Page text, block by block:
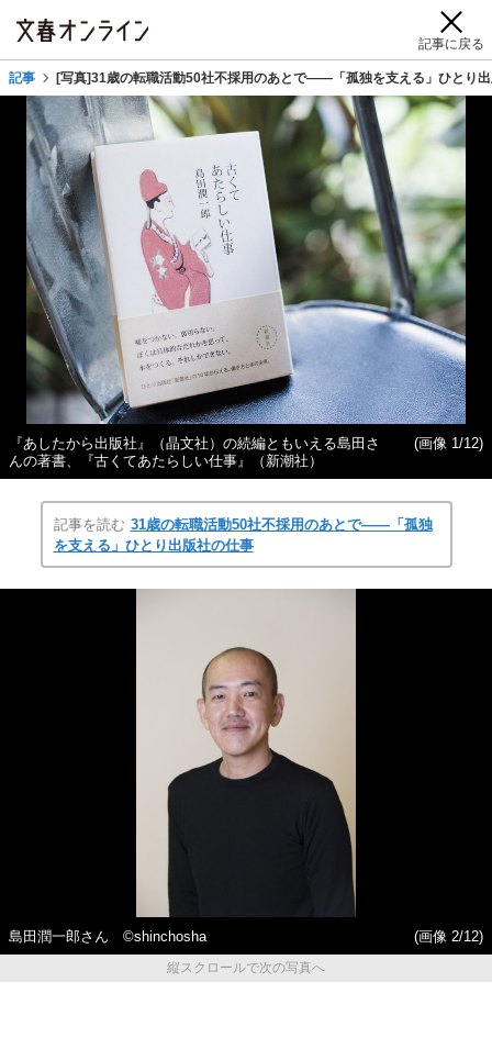
記事に戻る
記事 [写真]31歳の転職活動50社不採用のあとで――「孤独を支える」ひとり
『あしたから出版社』（晶文社）の続編ともいえる島田さ
んの著書、『古くてあたらしい仕事』（新潮社）
(画像 1/12)
記事を読む 31歳の転職活動50社不採用のあとで――「孤独
を支える」ひとり出版社の仕事
島田潤一郎さん ©shinchosha
(画像 2/12)
縦スクロールで次の写真へ